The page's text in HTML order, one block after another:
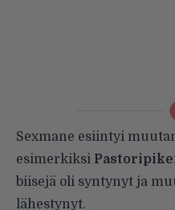
Sexmane esiintyi
esimerkiksi
biisejä oli syntynyt ja
lähestynyt.